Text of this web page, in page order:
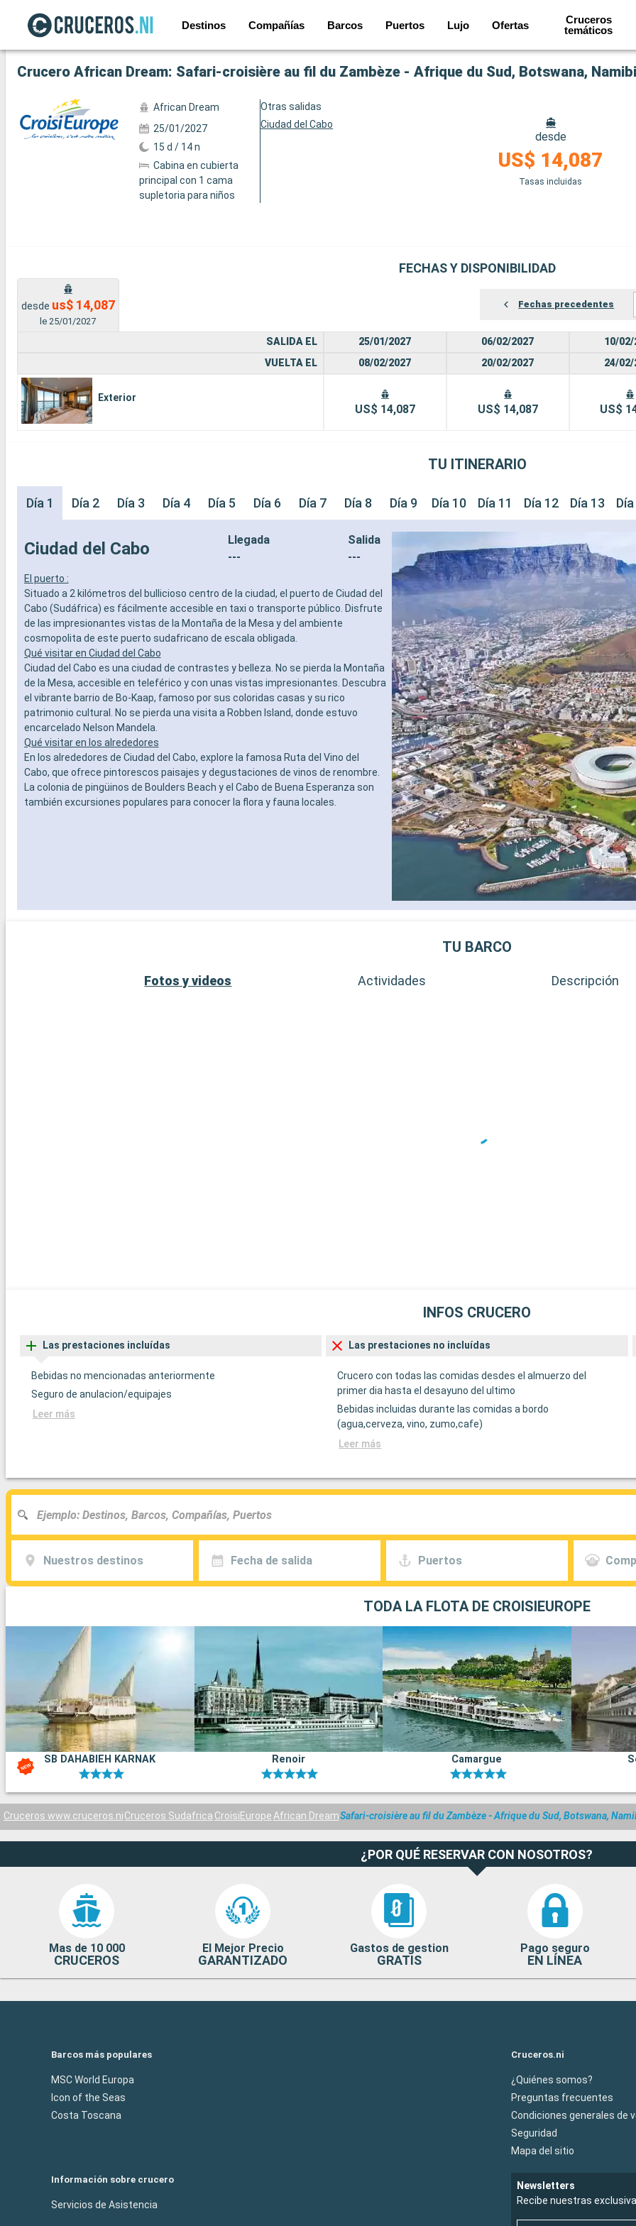
Destinos Compañías Barcos Puertos Lujo Ofertas
Cruceros
temáticos
Ver las 36 fotos siguientes
African Dream
25/01/2027
15 d / 14 n
Cabina en cubierta
principal con 1 cama
supletoria para niños
Otras salidas
Ciudad del Cabo
desde
US$ 14,087
Tasas incluidas
FECHAS Y DISPONIBILIDAD
desde us$ 14,087
le 25/01/2027
Fechas precedentes
SALIDA EL
VUELTA EL
Exterior
25/01/2027
08/02/2027
US$ 14,087
06/02/2027
20/02/2027
US$ 14,087
10/02/
24/02/
US$
TU ITINERARIO
Día 1 Día 2 Día 3 Día 4 Día 5 Día 6 Día 7 Día 8 Día 9 Día 10 Día 11 Día 12 Día 13
Ciudad del Cabo
Llegada
---
Salida
---
El puerto :
Situado a 2 kilómetros del bullicioso centro de la ciudad, el puerto de Ciudad del
Cabo (Sudáfrica) es fácilmente accesible en taxi o transporte público. Disfrute
de las impresionantes vistas de la Montaña de la Mesa y del ambiente
cosmopolita de este puerto sudafricano de escala obligada.
Qué visitar en Ciudad del Cabo
Ciudad del Cabo es una ciudad de contrastes y belleza. No se pierda la Montaña
de la Mesa, accesible en teleférico y con unas vistas impresionantes. Descubra
el vibrante barrio de Bo-Kaap, famoso por sus coloridas casas y su rico
patrimonio cultural. No se pierda una visita a Robben Island, donde estuvo
encarcelado Nelson Mandela.
Qué visitar en los alrededores
En los alrededores de Ciudad del Cabo, explore la famosa Ruta del Vino del
Cabo, que ofrece pintorescos paisajes y degustaciones de vinos de renombre.
La colonia de pingüinos de Boulders Beach y el Cabo de Buena Esperanza son
también excursiones populares para conocer la flora y fauna locales.
TU BARCO
Fotos y videos Actividades Descripción
INFOS CRUCERO
Las prestaciones incluídas
Bebidas no mencionadas anteriormente
Seguro de anulacion/equipajes
Leer más
Las prestaciones no incluídas
Crucero con todas las comidas desdes el almuerzo del
primer dia hasta el desayuno del ultimo
Bebidas incluidas durante las comidas a bordo
(agua,cerveza, vino, zumo,cafe)
Leer más
Nuestros destinos Fecha de salida Puertos
TODA LA FLOTA DE CROISIEUROPE
SB DAHABIEH KARNAK Renoir Camargue
Cruceros www.cruceros.niCruceros Sudafrica CroisiEurope African DreamSafari-croisière au fil du Zambèze - Afrique du Sud, Botswana,
¿POR QUÉ RESERVAR CON NOSOTROS?
Mas de 10 000
CRUCEROS
El Mejor Precio
GARANTIZADO
Gastos de gestion
GRATIS
Pago seguro
EN LÍNEA
Barcos más populares
MSC World Europa
Icon of the Seas
Costa Toscana
Cruceros.ni
¿Quiénes somos?
Preguntas frecuentes
Condiciones generales de
Seguridad
Mapa del sitio
Información sobre crucero
Servicios de Asistencia
Newsletters
Recibe nuestras